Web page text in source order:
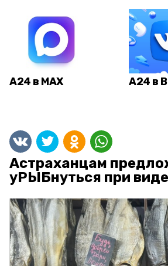
А24 в MAX А24 в
Астраханцам
уРЫБнуться при